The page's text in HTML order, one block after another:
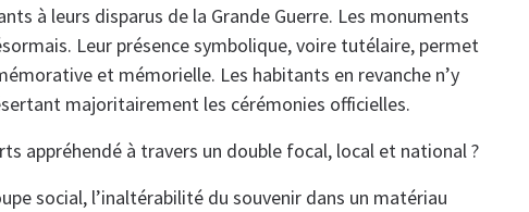
à leurs disparus de la Grande Guerre. Les monuments
Leur présence symbolique, voire tutélaire, permet
et mémorielle. Les habitants en revanche n’y
majoritairement les cérémonies officielles.
appréhendé à travers un double focal, local et national ?
social, l’inaltérabilité du souvenir dans un matériau